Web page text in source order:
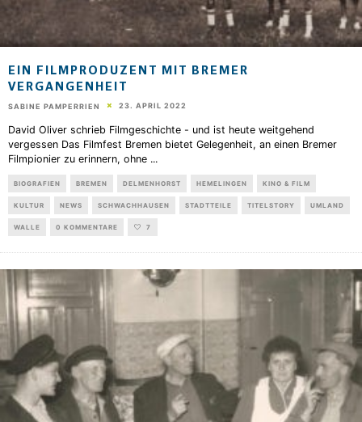
EIN FILMPRODUZENT MIT BREMER
VERGANGENHEIT
SABINE PAMPERRIEN 23. APRIL 2022
David Oliver schrieb Filmgeschichte - und ist heute weitgehend
vergessen Das Filmfest Bremen bietet Gelegenheit, an einen Bremer
Filmpionier zu erinnern, ohne ...
BIOGRAFIEN BREMEN DELMENHORST HEMELINGEN KINO & FILM
KULTUR NEWS SCHWACHHAUSEN STADTTEILE TITELSTORY UMLAND
WALLE 0 KOMMENTARE 7